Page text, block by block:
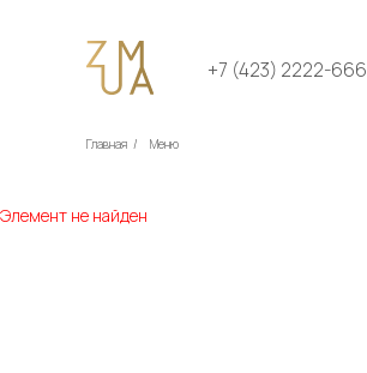
+7 (423) 2222-666
Главная / Меню
Элемент не найден